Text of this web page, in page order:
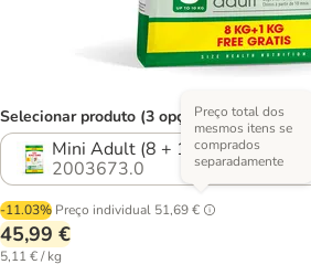
Selecionar produto (3 opções)
Mini Adult (8 + 1 kg)
2003673.0
-11.03% Preço individual 51,69 €
Preço total dos
mesmos itens se
comprados
separadamente
45,99 €
5,11 € / kg